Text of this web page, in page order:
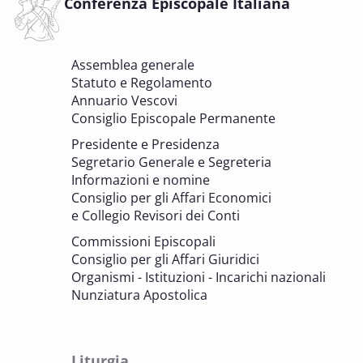
DELL'EDILIZIA DI CULTO
Giornate di studio Associazione
Archivistica Ecclesiastica - Luoghi di
memoria. Artefici di cultura. Archivi
valorizzazione del patrimonio
BENI CULTURALI E EDILIZIA DI CULTO
7 OTTOBRE 2025
Consulta nazionale Beni culturali e Edilizia
di culto
BENI CULTURALI E EDILIZIA DI CULTO
sezione Edilizia di culto
Assemblea generale
Statuto e Regolamento
Annuario Vescovi
Consiglio Episcopale Permanente
Presidente e Presidenza
Segretario Generale e Segreteria
Informazioni e nomine
Consiglio per gli Affari Economici
e Collegio Revisori dei Conti
Commissioni Episcopali
Consiglio per gli Affari Giuridici
Organismi - Istituzioni - Incarichi nazionali
Nunziatura Apostolica